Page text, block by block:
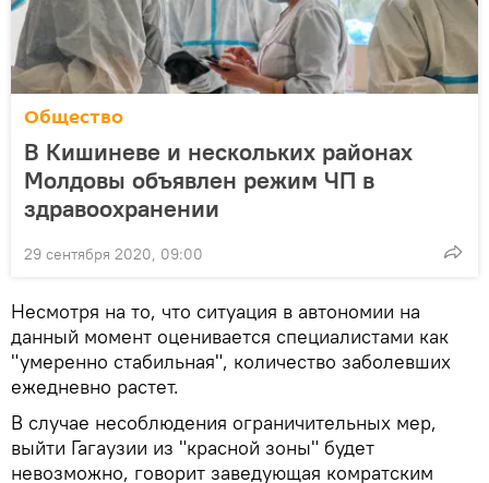
Общество
В Кишиневе и нескольких районах
Молдовы объявлен режим ЧП в
здравоохранении
29 сентября 2020, 09:00
Несмотря на то, что ситуация в автономии на
данный момент оценивается специалистами как
"умеренно стабильная", количество заболевших
ежедневно растет.
В случае несоблюдения ограничительных мер,
выйти Гагаузии из "красной зоны" будет
невозможно, говорит заведующая комратским